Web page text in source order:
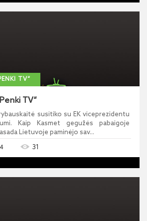
TV“
TV“
susitiko su EK viceprezidentu
Kaip Kasmet gegužės pabaigoje
Lietuvoje paminėjo sav...
31